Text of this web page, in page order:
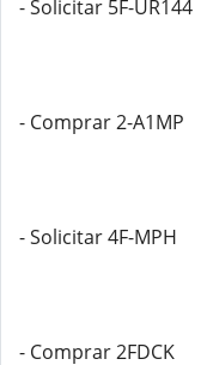
- Solicitar 5F-UR144
- Comprar 2-A1MP
- Solicitar 4F-MPH
- Comprar 2FDCK